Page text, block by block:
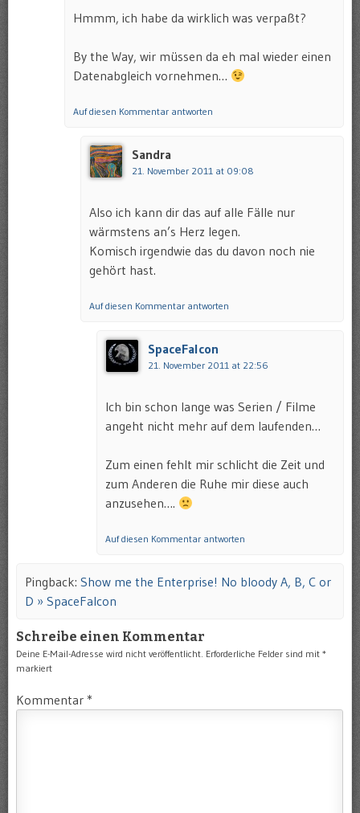
Hmmm, ich habe da wirklich was verpaßt?
By the Way, wir müssen da eh mal wieder einen
Datenabgleich vornehmen…
Auf diesen Kommentar antworten
Sandra
21. November 2011 at 09:08
Also ich kann dir das auf alle Fälle nur
wärmstens an’s Herz legen.
Komisch irgendwie das du davon noch nie
gehört hast.
Auf diesen Kommentar antworten
SpaceFalcon
21. November 2011 at 22:56
Ich bin schon lange was Serien / Filme
angeht nicht mehr auf dem laufenden…
Zum einen fehlt mir schlicht die Zeit und
zum Anderen die Ruhe mir diese auch
anzusehen….
Auf diesen Kommentar antworten
Pingback: Show me the Enterprise! No bloody A, B, C or
D » SpaceFalcon
Schreibe einen Kommentar
Deine E-Mail-Adresse wird nicht veröffentlicht. Erforderliche Felder sind mit *
markiert
Kommentar *